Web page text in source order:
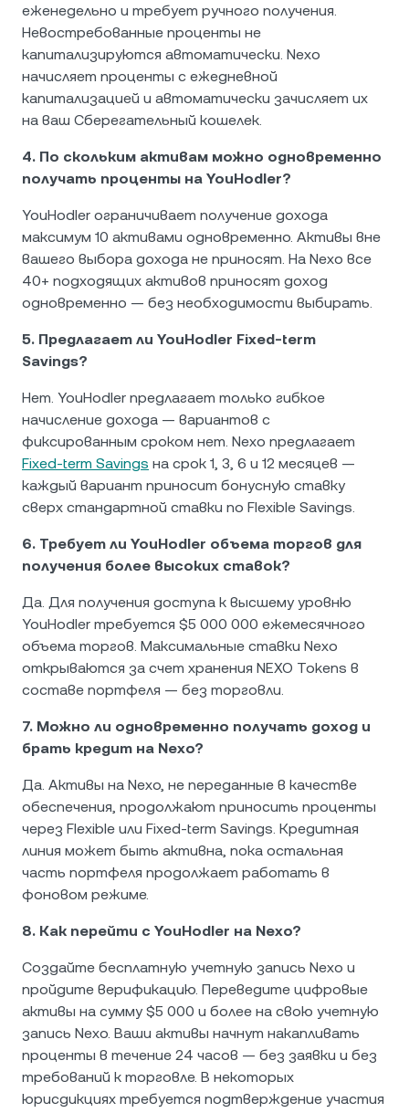
еженедельно и требует ручного получения.
Невостребованные проценты не
капитализируются автоматически. Nexo
начисляет проценты с ежедневной
капитализацией и автоматически зачисляет их
на ваш Сберегательный кошелек.
4. По скольким активам можно одновременно
получать проценты на YouHodler?
YouHodler ограничивает получение дохода
максимум 10 активами одновременно. Активы вне
вашего выбора дохода не приносят. На Nexo все
40+ подходящих активов приносят доход
одновременно — без необходимости выбирать.
5. Предлагает ли YouHodler Fixed-term
Savings?
Нет. YouHodler предлагает только гибкое
начисление дохода — вариантов с
фиксированным сроком нет. Nexo предлагает
Fixed-term Savings на срок 1, 3, 6 и 12 месяцев —
каждый вариант приносит бонусную ставку
сверх стандартной ставки по Flexible Savings.
6. Требует ли YouHodler объема торгов для
получения более высоких ставок?
Да. Для получения доступа к высшему уровню
YouHodler требуется $5 000 000 ежемесячного
объема торгов. Максимальные ставки Nexo
открываются за счет хранения NEXO Tokens в
составе портфеля — без торговли.
7. Можно ли одновременно получать доход и
брать кредит на Nexo?
Да. Активы на Nexo, не переданные в качестве
обеспечения, продолжают приносить проценты
через Flexible или Fixed-term Savings. Кредитная
линия может быть активна, пока остальная
часть портфеля продолжает работать в
фоновом режиме.
8. Как перейти с YouHodler на Nexo?
Создайте бесплатную учетную запись Nexo и
пройдите верификацию. Переведите цифровые
активы на сумму $5 000 и более на свою учетную
запись Nexo. Ваши активы начнут накапливать
проценты в течение 24 часов — без заявки и без
требований к торговле. В некоторых
юрисдикциях требуется подтверждение участия